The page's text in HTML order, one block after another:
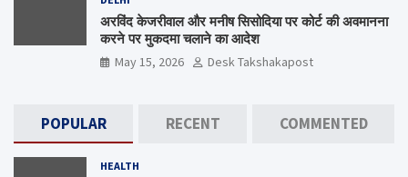
अरविंद केजरीवाल और मनीष सिसोदिया पर कोर्ट की अवमानना
करने पर मुकदमा चलाने का आदेश
May 15, 2026 Desk Takshakapost
POPULAR RECENT COMMENTED
HEALTH